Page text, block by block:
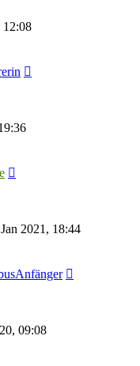
12:08
2021, 18:44
09:08